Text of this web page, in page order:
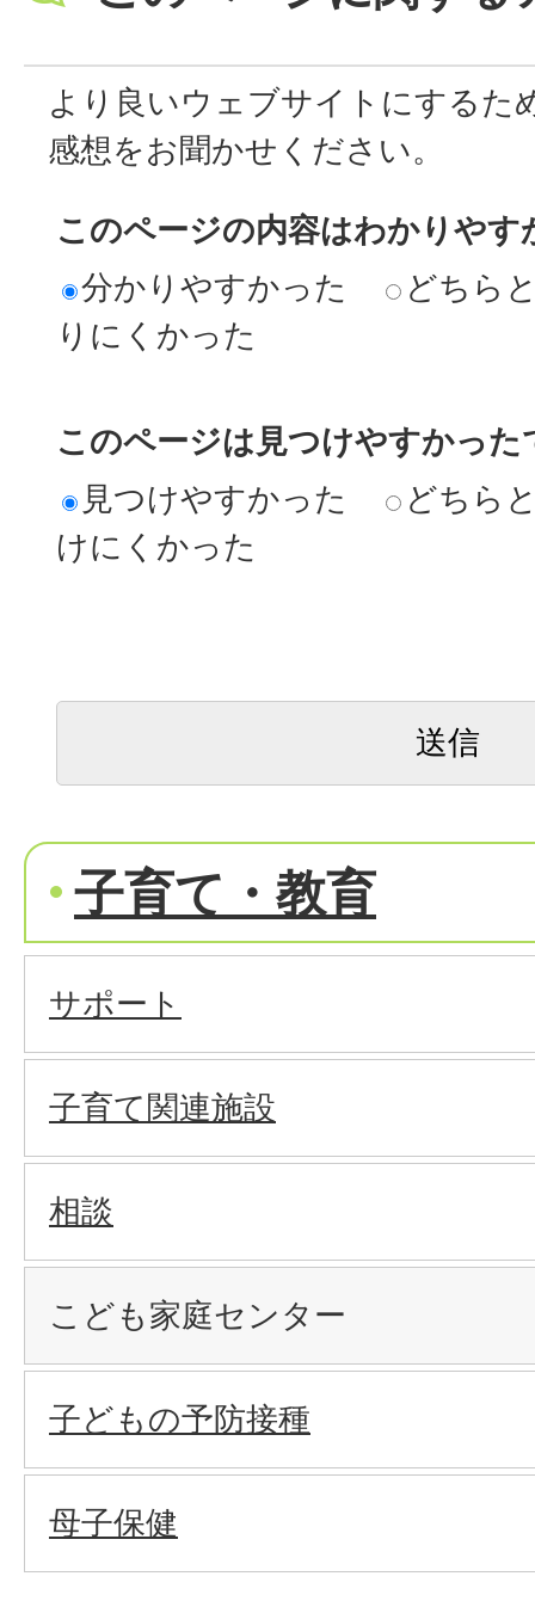
より良いウェブサイトにするた
感想をお聞かせください。
このページの内容はわかりやす
分かりやすかった
どちら
りにくかった
このページは見つけやすかった
見つけやすかった
どちら
けにくかった
子育て・教育
サポート
子育て関連施設
相談
こども家庭センター
子どもの予防接種
母子保健